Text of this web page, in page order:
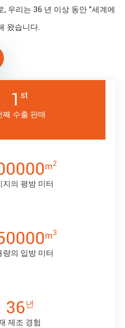
우리는 36 년 이상 동안 "세계에
왔습니다.
1 st
째 수출 판매
m2
지의 평방 미터
m3
량의 입방 미터
36년
제조 경험